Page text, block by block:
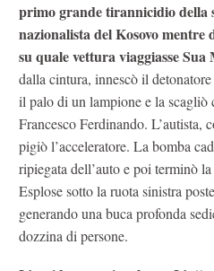
primo grande tirannicidio della
nazionalista del Kosovo
su quale vettura viaggiasse Sua
dalla cintura, innescò il
il palo di un lampione e la scagliò
Francesco Ferdinando. L’autista,
pigiò l’acceleratore. La bomba
ripiegata dell’auto e poi terminò
Esplose sotto la ruota sinistra
generando una buca profonda
dozzina di persone.